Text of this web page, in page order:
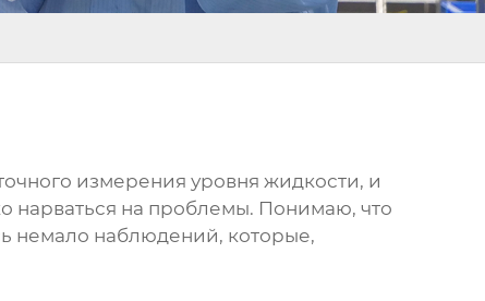
измерения уровня жидкости, и
нарваться на проблемы. Понимаю, что
немало наблюдений, которые,